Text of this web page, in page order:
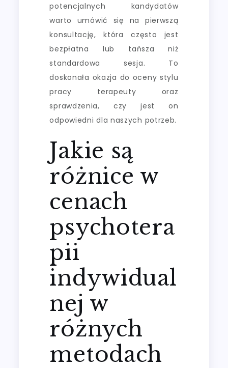
potencjalnych kandydatów
warto umówić się na pierwszą
konsultację, która często jest
bezpłatna lub tańsza niż
standardowa sesja. To
doskonała okazja do oceny stylu
pracy terapeuty oraz
sprawdzenia, czy jest on
odpowiedni dla naszych potrzeb.
Jakie są
różnice w
cenach
psychotera
pii
indywidual
nej w
różnych
metodach